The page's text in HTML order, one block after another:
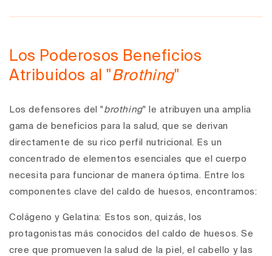
Los Poderosos Beneficios
Atribuidos al "Brothing"
Los defensores del " brothing" le atribuyen una amplia
gama de beneficios para la salud, que se derivan
directamente de su rico perfil nutricional. Es un
concentrado de elementos esenciales que el cuerpo
necesita para funcionar de manera óptima. Entre los
componentes clave del caldo de huesos, encontramos:
Colágeno y Gelatina: Estos son, quizás, los
protagonistas más conocidos del caldo de huesos. Se
cree que promueven la salud de la piel, el cabello y las